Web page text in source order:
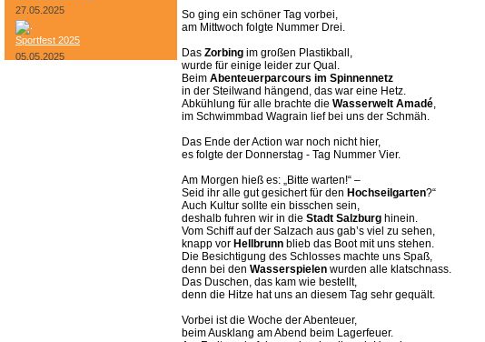
27.05.2025
Sportfest 2025
05.05.2025
So ging ein schöner Tag vorbei,
am Mittwoch folgte Nummer Drei.
Das Zorbing im großen Plastikball,
wurde für einige leider zur Qual.
Beim Abenteuerparcours im Spinnennetz
in der Steilwand hängend, das war eine Hetz.
Abkühlung für alle brachte die Wasserwelt Amadé,
im Schwimmbad Wagrain lief bei uns der Schmäh.
Das Ende der Action war noch nicht hier,
es folgte der Donnerstag - Tag Nummer Vier.
Am Morgen hieß es: „Bitte warten!“ –
Seid ihr alle gut gesichert für den Hochseilgarten?“
Auch Kultur sollte ein bisschen sein,
deshalb fuhren wir in die Stadt Salzburg hinein.
Vom Schiff auf der Salzach aus gab’s viel zu sehen,
knapp vor Hellbrunn blieb das Boot mit uns stehen.
Die Besichtigung des Schlosses machte uns Spaß,
denn bei den Wasserspielen wurden alle klatschnass.
Das Duschen, das kam wie bestellt,
denn die Hitze hat uns an diesem Tag sehr gequält.
Vorbei ist die Woche der Abenteuer,
beim Ausklang am Abend beim Lagerfeuer.